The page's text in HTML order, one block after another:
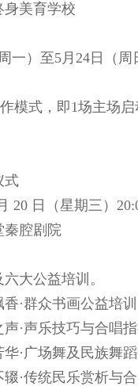
身美育学校
一）至5月24日（周
模式，即1场主场
式
20 日（星期三）
秦腔剧院
大公益培训。
香·群众书画公益培
声·声乐技巧与合唱
华·广场舞及民族舞
辍·传统民乐赏析与